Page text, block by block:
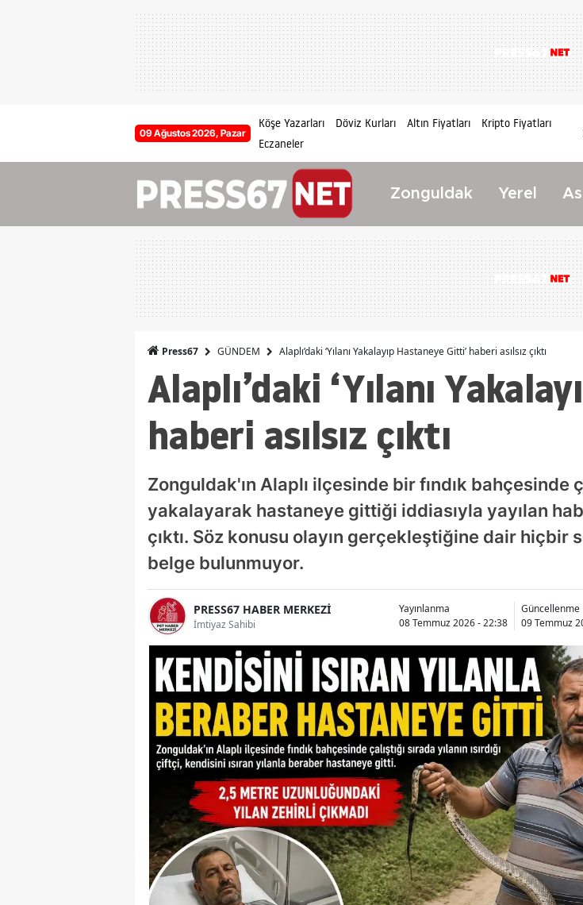
09 Ağustos 2026, Pazar
Köşe Yazarları Döviz Kurları Altın Fiyatları
Kripto Fiyatları
Eczaneler
Zonguldak Yerel
Press67 GÜNDEM Alaplı’daki ‘Yılanı Yakalayıp Hastaneye Gitti’ haberi asılsız çıktı
Alaplı’daki ‘Yılanı
haberi asılsız çıktı
Zonguldak'ın Alaplı ilçesinde bir fındık bahçesinde
yakalayarak hastaneye gittiği iddiasıyla yayılan
çıktı. Söz konusu olayın gerçekleştiğine dair hiçbir
belge bulunmuyor.
PRESS67 HABER MERKEZİ
İmtiyaz Sahibi
Yayınlanma
08 Temmuz 2026 - 22:38
Güncellenme
09 Temmuz